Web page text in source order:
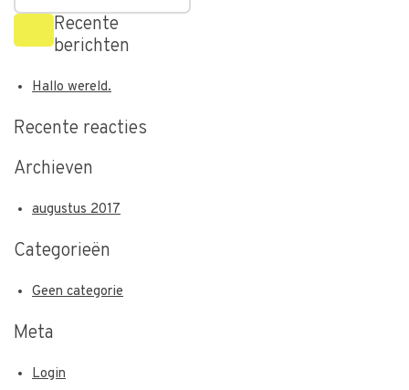
Recente
berichten
Hallo wereld.
Recente reacties
Archieven
augustus 2017
Categorieën
Geen categorie
Meta
Login